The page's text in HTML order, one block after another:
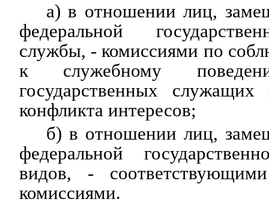
а) в отношении лиц,
федеральной
службы, - комиссиями по
к служебному
государственных
конфликта интересов;
б) в отношении лиц,
федеральной
видов, -
комиссиями.